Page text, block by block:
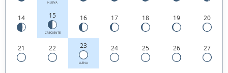
NUEVA
14 15
CRECIENTE
16 17 18 19 20
21 22 23
LLENA
24 25 26 27